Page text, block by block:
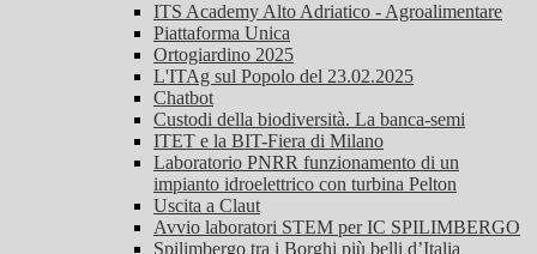
ITS Academy Alto Adriatico - Agroalimentare
Piattaforma Unica
Ortogiardino 2025
L'ITAg sul Popolo del 23.02.2025
Chatbot
Custodi della biodiversità. La banca-semi
ITET e la BIT-Fiera di Milano
Laboratorio PNRR funzionamento di un
impianto idroelettrico con turbina Pelton
Uscita a Claut
Avvio laboratori STEM per IC SPILIMBERGO
Spilimbergo tra i Borghi più belli d’Italia